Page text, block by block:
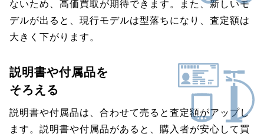
ないため、高価買取が期待できます。また、新しいモ
デルが出ると、現行モデルは型落ちになり、査定額は
大きく下がります。
説明書や付属品を
そろえる
説明書や付属品は、合わせて売ると査定額がアップし
ます。説明書や付属品があると、購入者が安心して買